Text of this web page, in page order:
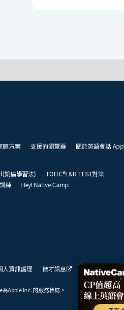
庭方案 支援的瀏覽器 關於英語會話 App
凱倫學習法)
TOEIC®L&R TEST對策
練 Hey! Native Camp
人資訊處理 徵才訊息 我們的展望
Apple Inc. 的服務標誌。